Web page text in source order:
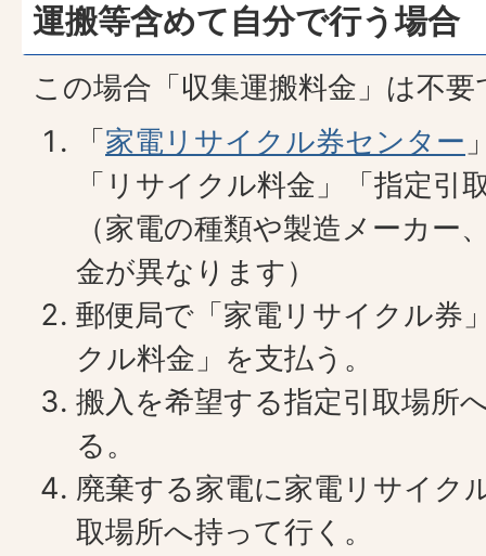
運搬等含めて自分で行う場合
この場合「収集運搬料金」は不要
「家電リサイクル券センター
「リサイクル料金」「指定引
（家電の種類や製造メーカー
金が異なります）
郵便局で「家電リサイクル券
クル料金」を支払う。
搬入を希望する指定引取場所
る。
廃棄する家電に家電リサイク
取場所へ持って行く。